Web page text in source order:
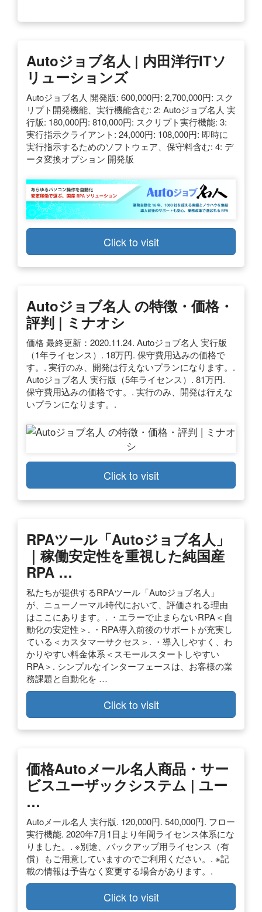
Autoジョブ名人 | 内田洋行ITソ
リューションズ
Autoジョブ名人 開発版: 600,000円: 2,700,000円: スク
リプト開発機能、実行機能含む: 2: Autoジョブ名人 実
行版: 180,000円: 810,000円: スクリプト実行機能: 3:
実行指示クライアント: 24,000円: 108,000円: 即時に
実行指示するためのソフトウェア、保守料含む: 4: デ
ータ変換オプション 開発版
Click to visit
Autoジョブ名人 の特徴・価格・
評判 | ミナオシ
価格 最終更新：2020.11.24. Autoジョブ名人 実行版
（1年ライセンス）. 18万円. 保守費用込みの価格で
す。. 実行のみ、開発は行えないプランになります。.
Autoジョブ名人 実行版（5年ライセンス）. 81万円.
保守費用込みの価格です。. 実行のみ、開発は行えな
いプランになります。.
Click to visit
RPAツール「Autoジョブ名人」
｜稼働安定性を重視した純国産
RPA …
私たちが提供するRPAツール「Autoジョブ名人」
が、ニューノーマル時代において、評価される理由
はここにあります。. ・エラーで止まらないRPA＜自
動化の安定性＞. ・RPA導入前後のサポートが充実し
ている＜カスタマーサクセス＞. ・導入しやすく、わ
かりやすい料金体系＜スモールスタートしやすい
RPA＞. シンプルなインターフェースは、お客様の業
務課題と自動化を …
Click to visit
価格Autoメール名人商品・サー
ビスユーザックシステム | ユー
…
Autoメール名人 実行版. 120,000円. 540,000円. フロー
実行機能. 2020年7月1日より年間ライセンス体系にな
りました。. ※別途、バックアップ⽤ライセンス（有
償）もご用意していますのでご利用ください。. ※記
載の情報は予告なく変更する場合があります。.
Click to visit